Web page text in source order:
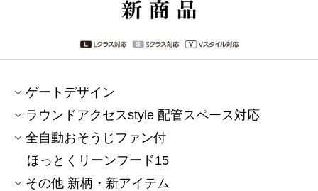
ゲートデザイン
ラウンドアクセスstyle 配管スペース対応
全自動おそうじファン付
ほっとくリーンフード15
その他 新柄・新アイテム